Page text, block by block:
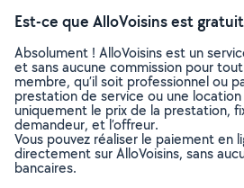
Est-ce que AlloVoisins est
Absolument ! AlloVoisins est un
et sans aucune commission pour
membre, qu’il soit professionnel ou
prestation de service ou une
uniquement le prix de la prestation,
demandeur, et l’offreur.
Vous pouvez réaliser le paiement en
directement sur AlloVoisins, sans
bancaires.